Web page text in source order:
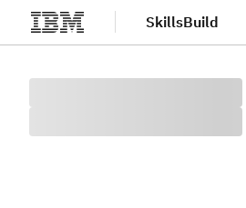
跳至主要內容 SkillsBuild